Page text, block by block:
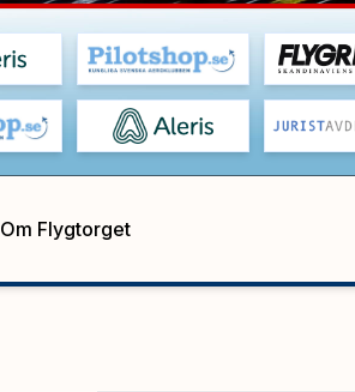
Om Flygtorget